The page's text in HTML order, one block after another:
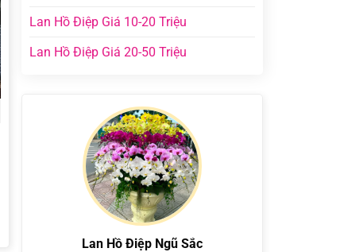
Lan Hồ Điệp Giá 10-20 Triệu
Lan Hồ Điệp Giá 20-50 Triệu
Lan Hồ Điệp Ngũ Sắc